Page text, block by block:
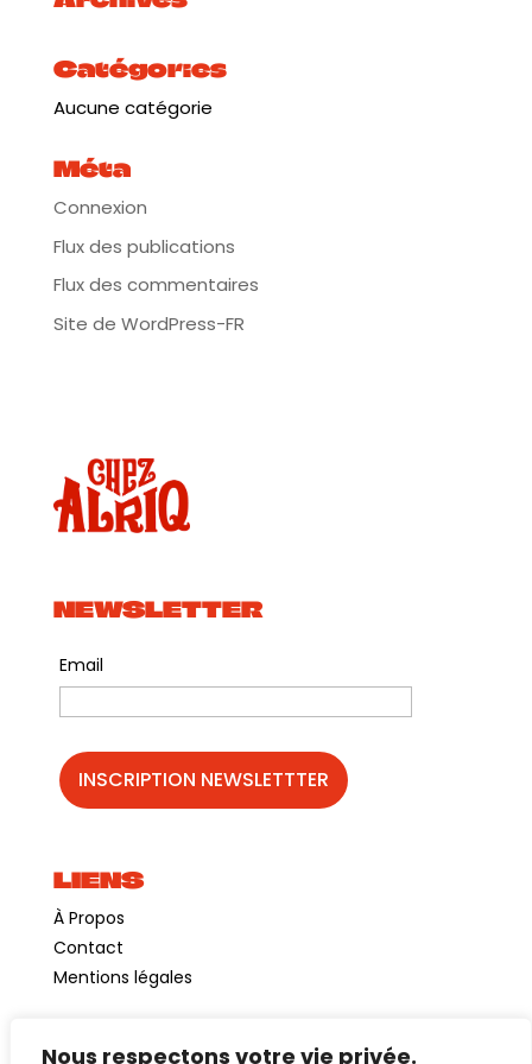
Nous respectons votre vie privée.
Plus d’infos :https://urlz.fr/inGE
Catégories
Aucune catégorie
Méta
Connexion
Flux des publications
Flux des commentaires
Site de WordPress-FR
NEWSLETTER
Email
LIENS
À Propos
Contact
Mentions légales
©GuinguetteChezAlriq2026